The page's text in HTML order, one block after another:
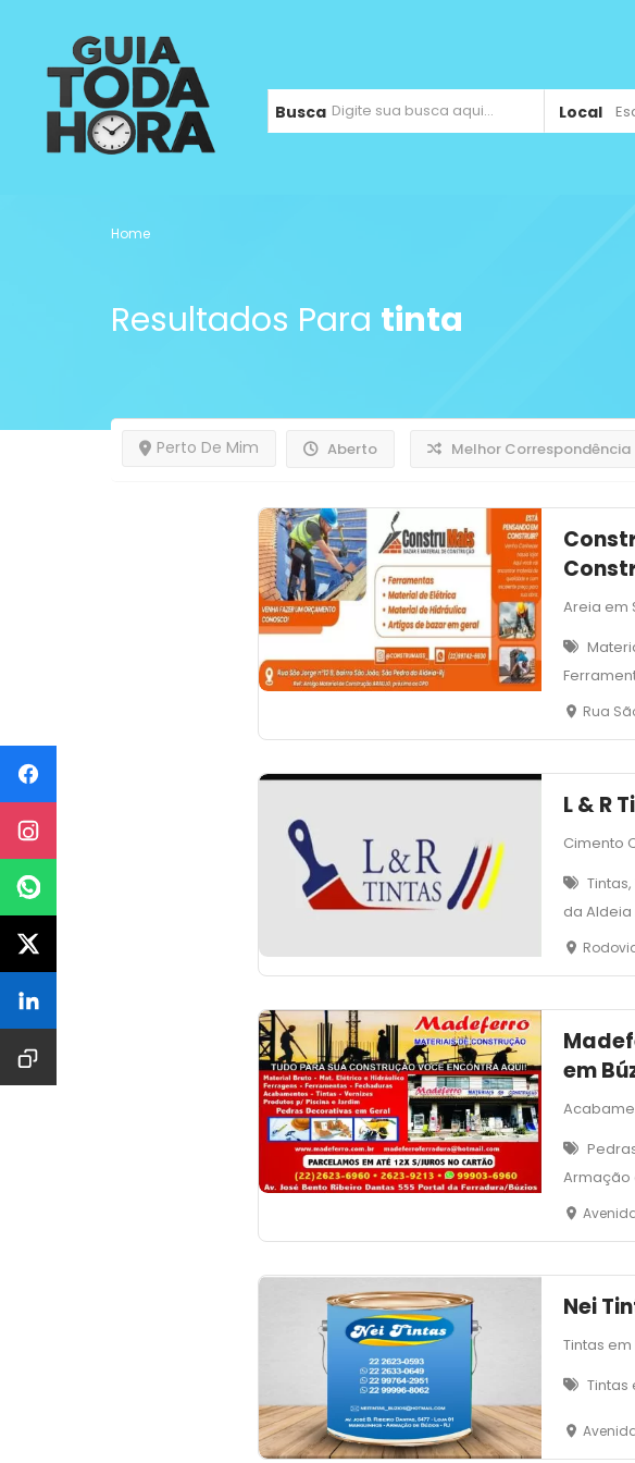
Busca Local
Home
Resultados Para tinta
Aberto
Perto De Mim Melhor Correspondência
Areia em
Rua
L & R
Cimento
da Aldeia
Rodovia
em
Armação
Avenida
Nei
Tintas em
Tintas
Avenida